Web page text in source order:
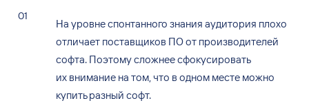
На уровне спонтанного знания аудитория плохо
отличает поставщиков ПОот производителей
софта. Поэтому сложнее сфокусировать
их внимание на том, что в одном месте можно
купить разный софт.